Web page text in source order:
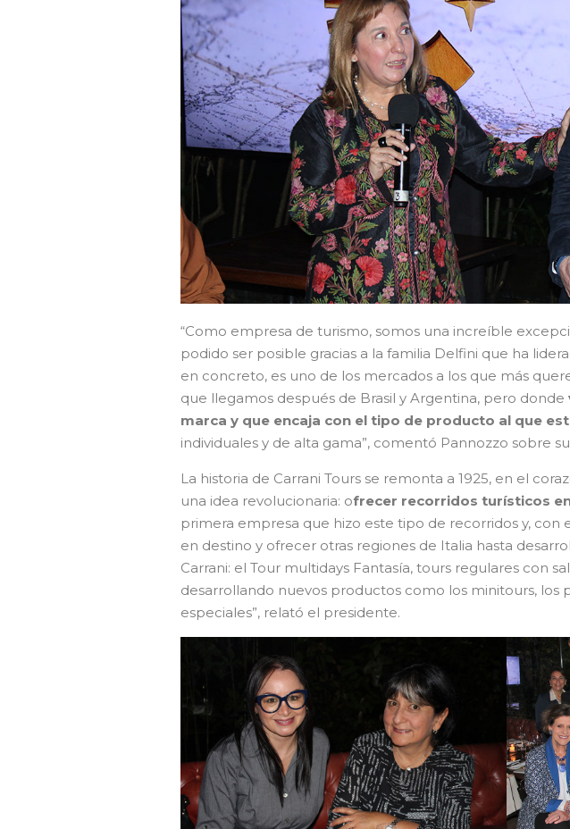
“Como empresa de turismo, somos una increíble
podido ser posible gracias a la familia Delfini que ha
en concreto, es uno de los mercados a los que más
que llegamos después de Brasil y Argentina, pero donde
marca y que encaja con el tipo de producto al que
individuales y de alta gama”, comentó Pannozzo sobre su
La historia de Carrani Tours se remonta a 1925, en el
una idea revolucionaria: ofrecer recorridos turísticos
primera empresa que hizo este tipo de recorridos y, con
en destino y ofrecer otras regiones de Italia hasta
Carrani: el Tour multidays Fantasía, tours regulares con
desarrollando nuevos productos como los minitours, los
especiales”, relató el presidente.